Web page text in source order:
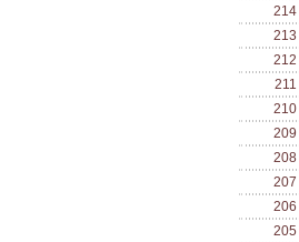
214
213
212
211
210
209
208
207
206
205